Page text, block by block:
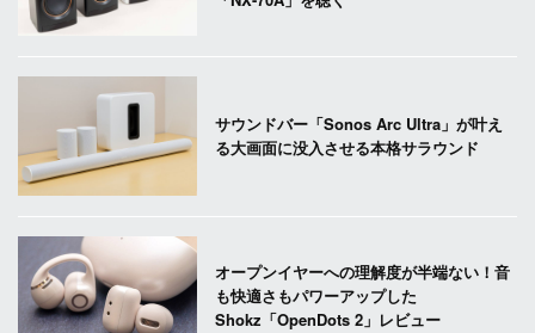
サウンドバー「Sonos Arc Ultra」が叶え
る大画面に没入させる本格サラウンド
オープンイヤーへの理解度が半端ない！音
も快適さもパワーアップした
Shokz「OpenDots 2」レビュー